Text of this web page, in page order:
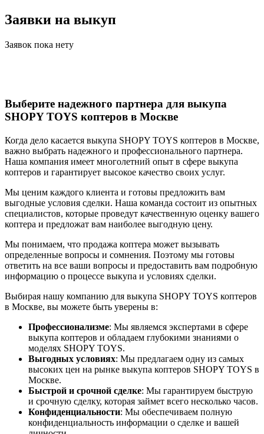
Заявки на выкуп
Заявок пока нету
Выберите надежного партнера для выкупа
SHOPY TOYS коптеров в Москве
Когда дело касается выкупа SHOPY TOYS коптеров в Москве,
важно выбрать надежного и профессионального партнера.
Наша компания имеет многолетний опыт в сфере выкупа
коптеров и гарантирует высокое качество своих услуг.
Мы ценим каждого клиента и готовы предложить вам
выгодные условия сделки. Наша команда состоит из опытных
специалистов, которые проведут качественную оценку вашего
коптера и предложат вам наиболее выгодную цену.
Мы понимаем, что продажа коптера может вызывать
определенные вопросы и сомнения. Поэтому мы готовы
ответить на все ваши вопросы и предоставить вам подробную
информацию о процессе выкупа и условиях сделки.
Выбирая нашу компанию для выкупа SHOPY TOYS коптеров
в Москве, вы можете быть уверены в:
Профессионализме: Мы являемся экспертами в сфере
выкупа коптеров и обладаем глубокими знаниями о
моделях SHOPY TOYS.
Выгодных условиях: Мы предлагаем одну из самых
высоких цен на рынке выкупа коптеров SHOPY TOYS в
Москве.
Быстрой и срочной сделке: Мы гарантируем быструю
и срочную сделку, которая займет всего несколько часов.
Конфиденциальности: Мы обеспечиваем полную
конфиденциальность информации о сделке и вашей